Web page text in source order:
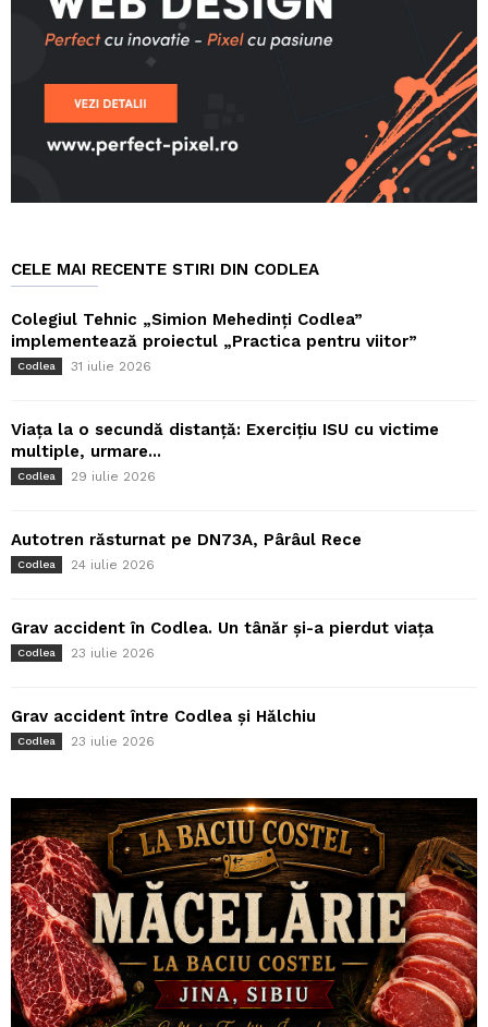
CELE MAI RECENTE STIRI DIN CODLEA
Colegiul Tehnic „Simion Mehedinți Codlea”
implementează proiectul „Practica pentru viitor”
Codlea 31 iulie 2026
Viața la o secundă distanță: Exercițiu ISU cu victime
multiple, urmare...
Codlea 29 iulie 2026
Autotren răsturnat pe DN73A, Pârâul Rece
Codlea 24 iulie 2026
Grav accident în Codlea. Un tânăr și-a pierdut viața
Codlea 23 iulie 2026
Grav accident între Codlea și Hălchiu
Codlea 23 iulie 2026